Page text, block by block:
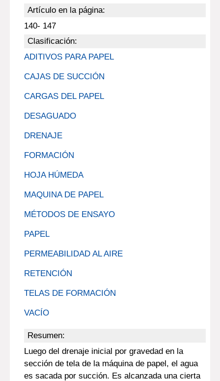
Artículo en la página:
140- 147
Clasificación:
ADITIVOS PARA PAPEL
CAJAS DE SUCCIÓN
CARGAS DEL PAPEL
DESAGUADO
DRENAJE
FORMACIÓN
HOJA HÚMEDA
MAQUINA DE PAPEL
MÉTODOS DE ENSAYO
PAPEL
PERMEABILIDAD AL AIRE
RETENCIÓN
TELAS DE FORMACIÓN
VACÍO
Resumen:
Luego del drenaje inicial por gravedad en la
sección de tela de la máquina de papel, el agua
es sacada por succión. Es alcanzada una cierta